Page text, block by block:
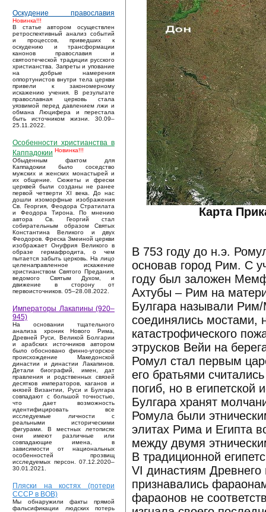
Оскудение православия
Новинка!!!
В статье автором осуществлен
ретроспективный анализ событий
и процессов, приведших к
оскудению и трансформации
канонов православия и
святоотеческой традиции русского
христианства. Запреты и упование
на добрые намерения
оппортунистов внутри тела церкви
привели к закономерному
искажению учения. В результате
православная церковь стала
уязвимой перед давлением лжи и
обмана Люцифера и перестала
быть источником жизни. 30.09–
25.11.2022.
Особенности христианства в
Каппадокии Новинка!!!
Обыденным фактом для
Каппадокии было соседство
мужских и женских монастырей и
их общение. Сюжеты и фрески
церквей были созданы не ранее
первой четверти XI века. До нас
дошли изоморфные изображения
Св. Георгия, Феодора Стратилата
и Феодора Тирона. По мнению
автора Св. Георгий стал
собирательным образом Святых
Константина Великого и двух
Феодоров. Фреска Змеиной церкви
изображает Онуфрия Великого в
образе гермафродита, о чем
пытается забыть церковь. На лицо
целенаправленное искажение
христианством Святого Предания,
ведомого Святым Духом, и
движение в сторону от
первоисточников. 05–28.08.2022.
Императоры Лакапины (920–
945)
На основании тщательного
анализа хроник Нового Рима,
Древней Руси, Великой Болгарии
и арабских источников автором
было обосновано финно-угорское
происхождение Македонской
династии и династии Лакапинов.
Детали биографий, имен, дат
правления и родственных связей
десятков императоров, каганов и
князей Византии, Руси и Булгара
совпадают с большой точностью,
что дает возможность
идентифицировать все
исследуемые личности с
реальными историческими
фигурами. В местных летописях
они имеют различные или
совпадающие имена, в
зависимости от национальных
особенностей прозвищ
исследуемых персон. 07.12.2020–
30.01.2021.
Пляски на костях (потери
СССР в ВОВ)
Мы обнаружили факты прямой
фальсификации людских потерь
Карта
В 753 году до н.э.
основав город Рим. С
году был заложен
Ахтубы – Рим на
Булгара называли
соединялись мостами,
катастрофического
этрусков Вейи на
Ромул стал первым
его братьями
погиб, но в
Булгара хранят
Ромула были
элитах Рима и Египта
между двумя
В традиционной
VI династиям
признавались
фараонов не